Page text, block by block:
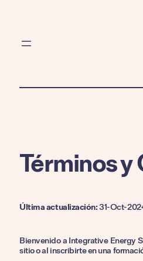
Términos
Última actualización:31-Oct-
Bienvenido a Integrative Energy
sitio o al inscribirte en una